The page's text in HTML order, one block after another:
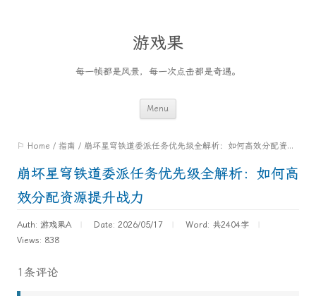
游戏果
每一帧都是风景，每一次点击都是奇遇。
Menu
content
⚐ Home / 指南 / 崩坏星穹铁道委派任务优先级全解析：如何高效分配资源提升战力
崩坏星穹铁道委派任务优先级全解析：如何高
效分配资源提升战力
Auth: 游戏果A Date: 2026/05/17 Word: 共2404字
Views: 838
1条评论